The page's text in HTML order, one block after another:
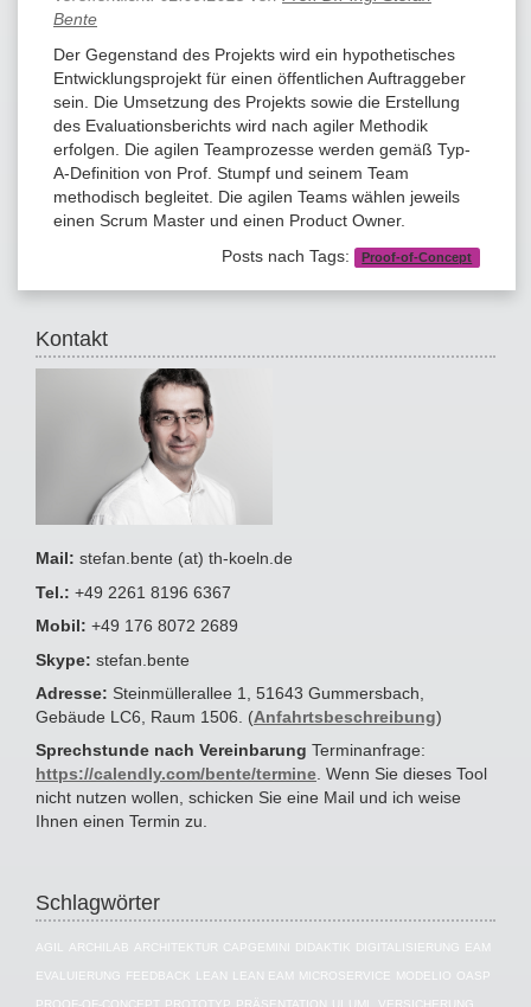
Bente
Der Gegenstand des Projekts wird ein hypothetisches
Entwicklungsprojekt für einen öffentlichen Auftraggeber
sein. Die Umsetzung des Projekts sowie die Erstellung
des Evaluationsberichts wird nach agiler Methodik
erfolgen. Die agilen Teamprozesse werden gemäß Typ-
A-Definition von Prof. Stumpf und seinem Team
methodisch begleitet. Die agilen Teams wählen jeweils
einen Scrum Master und einen Product Owner.
Posts nach Tags:
Proof-of-Concept
Kontakt
Mail: stefan.bente (at) th-koeln.de
Tel.: +49 2261 8196 6367
Mobil: +49 176 8072 2689
Skype: stefan.bente
Adresse: Steinmüllerallee 1, 51643 Gummersbach,
Gebäude LC6, Raum 1506. (Anfahrtsbeschreibung)
Sprechstunde nach Vereinbarung Terminanfrage:
https://calendly.com/bente/termine. Wenn Sie dieses Tool
nicht nutzen wollen, schicken Sie eine Mail und ich weise
Ihnen einen Termin zu.
Schlagwörter
AGIL ARCHILAB ARCHITEKTUR CAPGEMINI DIDAKTIK DIGITALISIERUNG EAM
EVALUIERUNG FEEDBACK LEAN LEAN EAM MICROSERVICE MODELIO OASP
PROOF-OF-CONCEPT PROTOTYP PRÄSENTATION UI UML VERSICHERUNG